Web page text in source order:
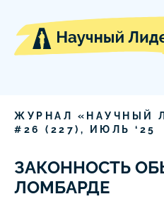
ЖУРНАЛ «НАУЧНЫЙ
# 26 ( 227), ИЮЛЬ ‘ 25
ЗАКОННОСТЬ
ЛОМБАРДЕ